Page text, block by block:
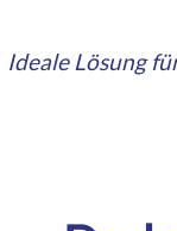
Ideale Lösung